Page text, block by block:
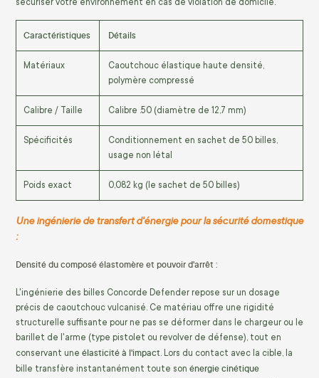
sécuriser votre environnement en cas de violation de domicile.
Caractéristiques Détails
Matériaux
Caoutchouc élastique haute densité,
polymère compressé
Calibre / Taille Calibre .50 (diamètre de 12,7 mm)
Spécificités
Conditionnement en sachet de 50 billes,
usage non létal
Poids exact 0,082 kg (le sachet de 50 billes)
Une ingénierie de transfert d'énergie pour la sécurité domestique
:
Densité du composé élastomère et pouvoir d'arrêt :
L'ingénierie des billes Concorde Defender repose sur un dosage
précis de caoutchouc vulcanisé. Ce matériau offre une rigidité
structurelle suffisante pour ne pas se déformer dans le chargeur ou le
barillet de l'arme (type pistolet ou revolver de défense), tout en
conservant une élasticité à l'impact. Lors du contact avec la cible, la
bille transfère instantanément toute son énergie cinétique